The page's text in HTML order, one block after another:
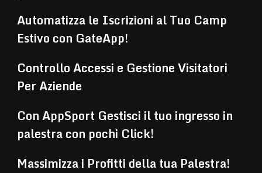
Automatizza le Iscrizioni al Tuo Camp
Estivo con GateApp!
Controllo Accessi e Gestione Visitatori
Per Aziende
Con AppSport Gestisci il tuo ingresso in
palestra con pochi Click!
Massimizza i Profitti della tua Palestra!